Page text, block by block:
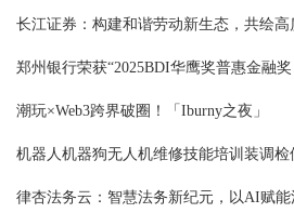
长江证券：构建和谐劳动新生态，共绘高
郑州银行荣获“2025BDI华鹰奖普惠金融奖
潮玩×Web3跨界破圈！「Iburny之夜」
机器人机器狗无人机维修技能培训装调检
律杏法务云：智慧法务新纪元，以AI赋能